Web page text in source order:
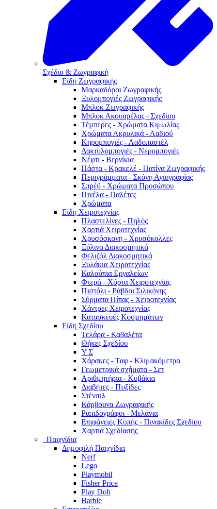
Σχέδιο & Ζωγραφική
Είδη Ζωγραφικής
Μαρκαδόροι Ζωγραφικής
Ξυλομπογιές Ζωγραφικής
Μπλοκ Ζωγραφικής
Μπλοκ Ακουαρέλας - Σχεδίου
Τέμπερες - Χρώματα Κιμωλίας
Χρώματα Ακρυλικά - Λαδιού
Κηρομπογιές - Λαδοπαστέλ
Δακτυλομπογιές - Νερομπογιές
Νέφτι - Βερνίκια
Πάστα - Κρακελέ - Πατίνα Ζωγραφικής
Περιγράμματα - Σκόνη Αγιογραφίας
Σπρέϋ - Χρώματα Προσώπου
Πινέλα - Παλέτες
Χρώματα
Είδη Χειροτεχνίας
Πλαστελίνες - Πηλός
Χαρτιά Χειροτεχνίας
Χρυσόσκονη - Χρυσόκoλλες
Ξύλινα Διακοσμητικά
Φελιζόλ Διακοσμητικά
Ξυλάκια Χειροτεχνίας
Καλούπια Εργαλείων
Φτερά - Χόρτα Xειροτεχνίας
Πιστόλι - Ράβδοι Σιλικόνης
Σύρματα Πίπας - Χειροτεχνίας
Χάντρες Χειροτεχνίας
Κατασκευές Κοσμημάτων
Είδη Σχεδίου
Τελάρα - Καβαλέτα
Θήκες Σχεδίου
Υ Σ
Χάρακες - Ταφ - Κλιμακόμετρα
Γεωμετρικά σχήματα - Σετ
Αριθμητήρια - Κυβάκια
Διαβήτες - Πυξίδες
Στένσιλ
Κάρβουνα Ζωγραφικής
Ραπιδογράφοι - Μελάνια
Επιφάνειες Κοπής - Πινακίδες Σχεδίου
Χαρτιά Σχεδίασης
Παιχνίδια
Δημοφιλή Παιχνίδια
Nerf
Lego
Playmobil
Fisher Price
Play Doh
Barbie